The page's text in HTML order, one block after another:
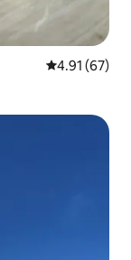
平均评分
4.91 (67)